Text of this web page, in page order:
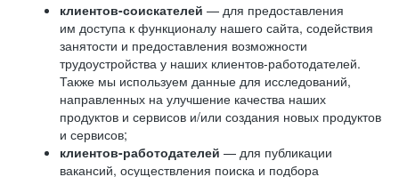
клиентов-соискателей — для предоставления
им доступа к функционалу нашего сайта, содействия
занятости и предоставления возможности
трудоустройства у наших клиентов-работодателей.
Также мы используем данные для исследований,
направленных на улучшение качества наших
продуктов и сервисов и/или создания новых продуктов
и сервисов;
клиентов-работодателей — для публикации
вакансий, осуществления поиска и подбора